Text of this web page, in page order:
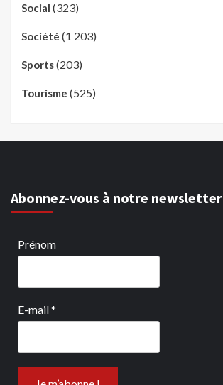
Social (323)
Société (1 203)
Sports(203)
Tourisme (525)
Abonnez-vous à notre newsletter
Prénom
E-mail*